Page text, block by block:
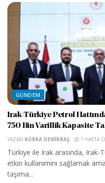
GÜNDEM
Irak-Türkiye Petrol
750 Bin Varillik Kapasite
YAZAN KÜBRA DEMIRBAŞ 1 HAFTA
Türkiye ile Irak arasında, Irak-
etkin kullanımını sağlamak
taşıma...